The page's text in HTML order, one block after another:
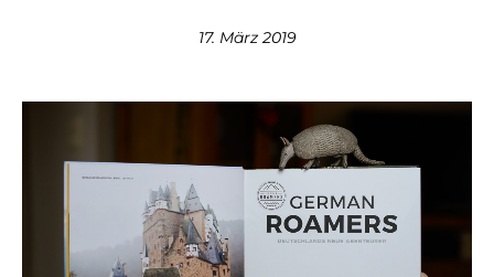
17. März 2019